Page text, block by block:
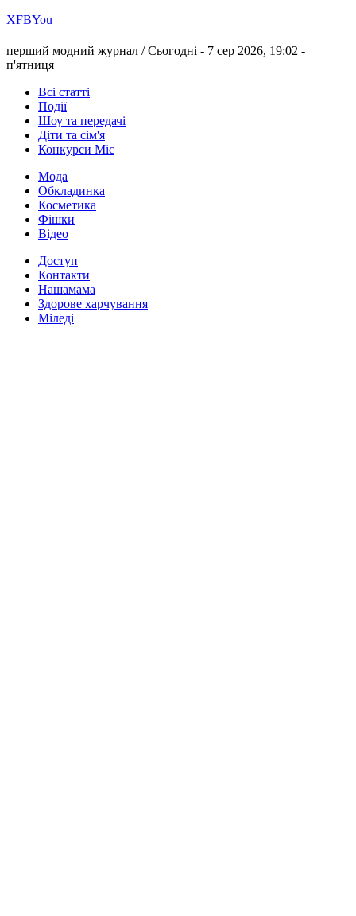
ХFBYou
перший модний журнал /Сьогодні - 7 сер 2026, 19:02 -
п'ятниця
Всі статті
Події
Шоу та передачі
Діти та сім'я
Конкурси Міс
Мода
Обкладинка
Косметика
Фішки
Відео
Доступ
Контакти
Нашамама
Здорове харчування
Міледі